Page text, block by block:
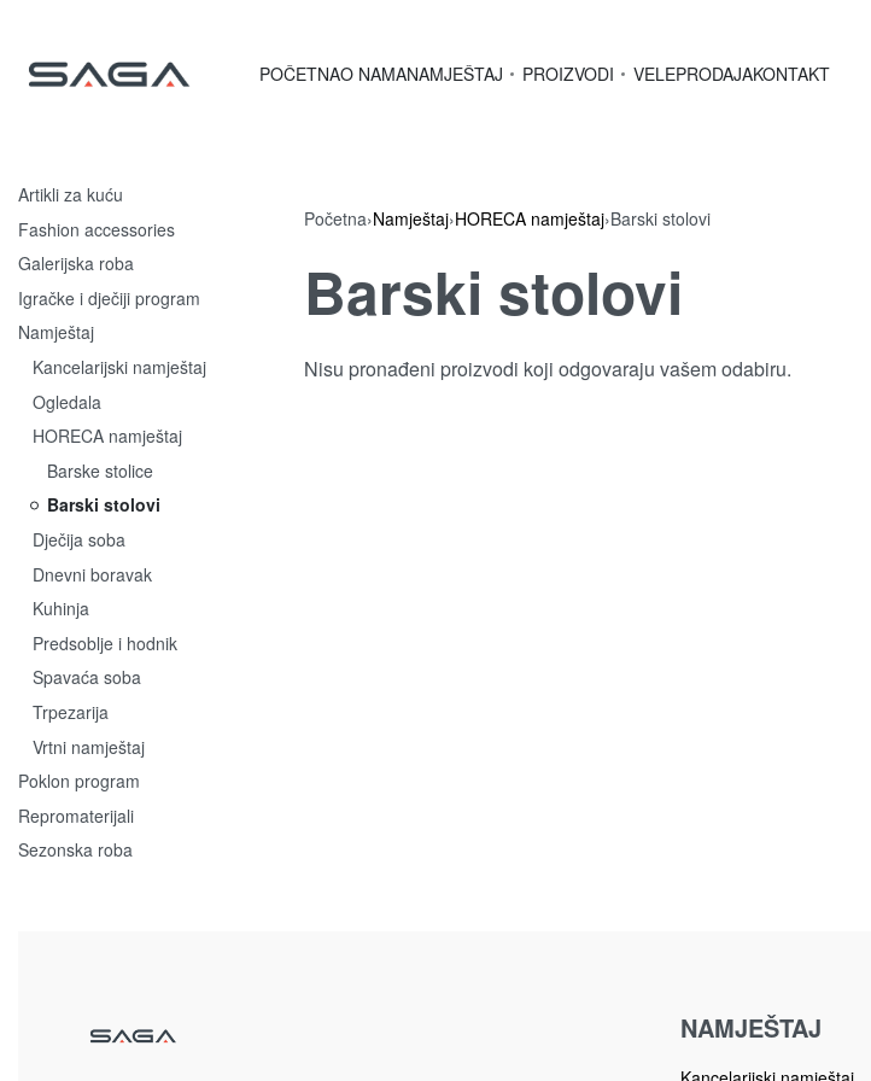
POČETNAO NAMANAMJEŠTAJ PROIZVODI VELEPRODAJAKONTAKT
Artikli za kuću
Fashion accessories
Galerijska roba
Igračke i dječiji program
Namještaj
Kancelarijski namještaj
Ogledala
HORECA namještaj
Barske stolice
Barski stolovi
Dječija soba
Dnevni boravak
Kuhinja
Predsoblje i hodnik
Spavaća soba
Trpezarija
Vrtni namještaj
Poklon program
Repromaterijali
Sezonska roba
Početna›Namještaj›HORECA namještaj›Barski stolovi
Barski stolovi
Nisu pronađeni proizvodi koji odgovaraju vašem odabiru.
NAMJEŠTAJ